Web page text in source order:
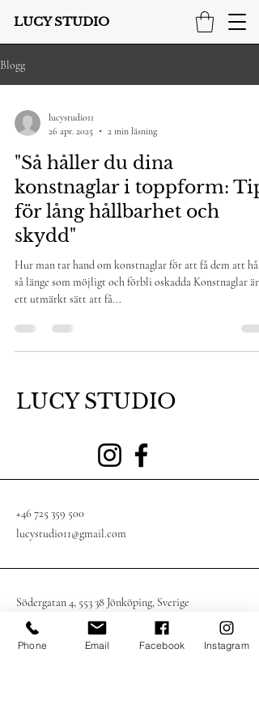
LUCY STUDIO
Blogg
lucystudio11
26 apr. 2025
2 min läsning
"Så håller du dina
konstnaglar i toppform:
för lång hållbarhet och
skydd"
Hur man tar hand om konstnaglar för att få dem att
så länge som möjligt och förbli oskadda Konstnaglar är
ett utmärkt sätt att få...
LUCY STUDIO
+46 725 359 500
lucystudio11@gmail.com
Södergatan 4, 553 38 Jönköping, Sverige
Phone Email Facebook Instagram